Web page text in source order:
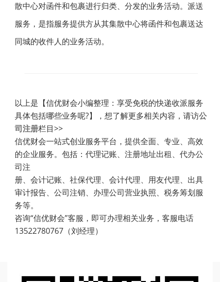
散中心对函件和包裹进行归类、分发的业务活动。派送
服务，是指服务提供方从其集散中心将函件和包裹送达
同城的收件人的业务活动。
以上是【信优财会小编整理：享受免税的快递收派服务
具体包括哪些业务呢?】，想了解更多相关内容，请访公
司注册栏目>>
信优财会一站式创业服务平台，提供全面、专业、高效
的企业服务。包括：代理记账、注册地址出租、代办公
司注
册、会计记账、社保代理、会计代理、用友代理、出具
审计报告、公司注销、办理公司营业执照、税务筹划服
务等。
咨询“信优财会”客服，即可办理相关业务，客服电话
13522780767（刘经理）